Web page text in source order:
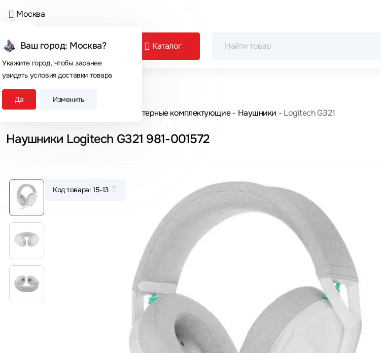
Москва
Ваш город: Москва?
Укажите город, чтобы заранее
увидеть условия доставки товара
Да Изменить
Каталог
Сегодня покупают
Главная Компьютерные комплектующие Наушники Logitech G321
Наушники Logitech G321 981-001572
Код товара: 15-13